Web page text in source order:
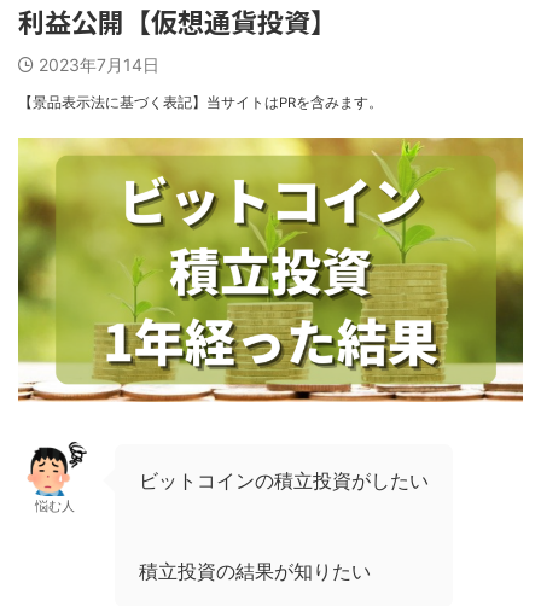
利益公開【仮想通貨投資】
2023年7月14日
【景品表示法に基づく表記】当サイトはPRを含みます。
悩む人
ビットコインの積立投資がしたい
積立投資の結果が知りたい